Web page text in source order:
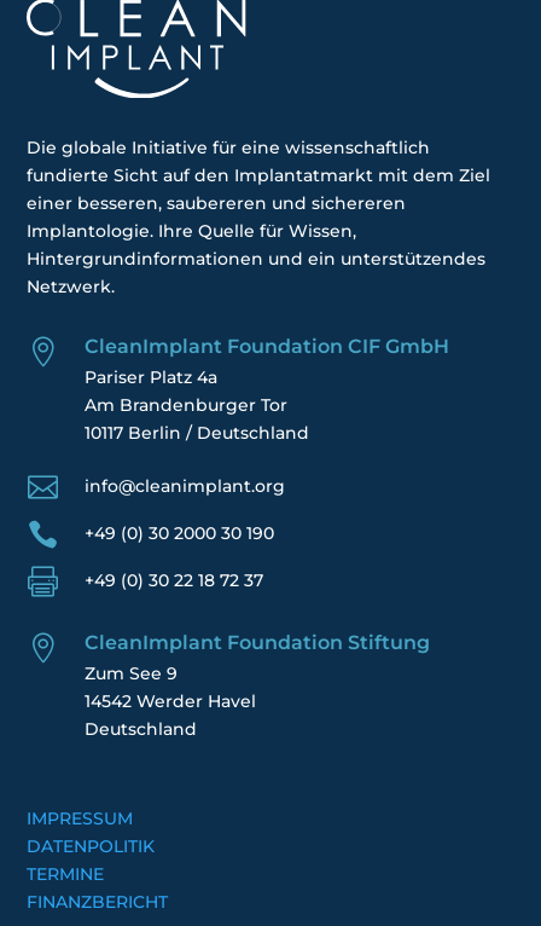
Die globale Initiative für eine wissenschaftlich
fundierte Sicht auf den Implantatmarkt mit dem Ziel
einer besseren, saubereren und sichereren
Implantologie. IhreQuelle für Wissen,
Hintergrundinformationen und ein unterstützendes
Netzwerk.
 CleanImplant Foundation CIF GmbH
Pariser Platz 4a
Am Brandenburger Tor
10117 Berlin / Deutschland
 info@cleanimplant.org
 +49 (0) 30 2000 30 190
 +49 (0) 30 22 18 72 37
 CleanImplant Foundation Stiftung
Zum See 9
14542 Werder Havel
Deutschland
IMPRESSUM
DATENPOLITIK
TERMINE
FINANZBERICHT